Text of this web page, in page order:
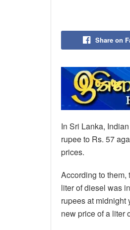
Share on
In Sri Lanka,
rupee to Rs. 57
prices.
According to
liter of diesel was
rupees at midnight
new price of a liter